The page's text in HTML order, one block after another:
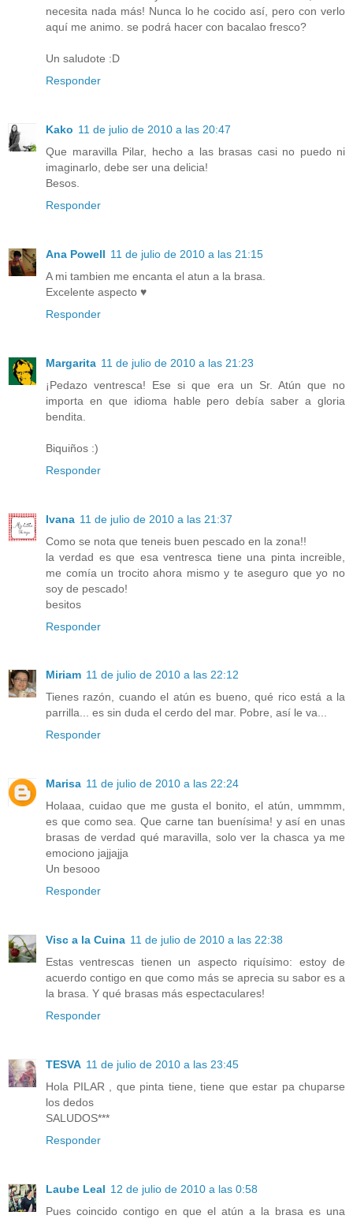
necesita nada más! Nunca lo he cocido así, pero con verlo
aquí me animo. se podrá hacer con bacalao fresco?
Un saludote :D
Responder
Kako 11 de julio de 2010 a las 20:47
Que maravilla Pilar, hecho a las brasas casi no puedo ni
imaginarlo, debe ser una delicia!
Besos.
Responder
Ana Powell 11 de julio de 2010 a las 21:15
A mi tambien me encanta el atun a la brasa.
Excelente aspecto ♥
Responder
Margarita 11 de julio de 2010 a las 21:23
¡Pedazo ventresca! Ese si que era un Sr. Atún que no
importa en que idioma hable pero debía saber a gloria
bendita.
Biquiños :)
Responder
Ivana 11 de julio de 2010 a las 21:37
Como se nota que teneis buen pescado en la zona!!
la verdad es que esa ventresca tiene una pinta increible,
me comía un trocito ahora mismo y te aseguro que yo no
soy de pescado!
besitos
Responder
Miriam 11 de julio de 2010 a las 22:12
Tienes razón, cuando el atún es bueno, qué rico está a la
parrilla... es sin duda el cerdo del mar. Pobre, así le va...
Responder
Marisa 11 de julio de 2010 a las 22:24
Holaaa, cuidao que me gusta el bonito, el atún, ummmm,
es que como sea. Que carne tan buenísima! y así en unas
brasas de verdad qué maravilla, solo ver la chasca ya me
emociono jajjajja
Un besooo
Responder
Visc a la Cuina 11 de julio de 2010 a las 22:38
Estas ventrescas tienen un aspecto riquísimo: estoy de
acuerdo contigo en que como más se aprecia su sabor es a
la brasa. Y qué brasas más espectaculares!
Responder
TESVA 11 de julio de 2010 a las 23:45
Hola PILAR , que pinta tiene, tiene que estar pa chuparse
los dedos
SALUDOS***
Responder
Laube Leal 12 de julio de 2010 a las 0:58
Pues coincido contigo en que el atún a la brasa es una